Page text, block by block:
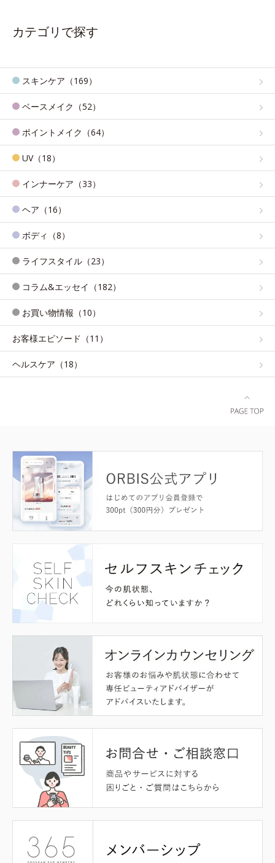
カテゴリで探す
スキンケア（169）
ベースメイク（52）
ポイントメイク（64）
UV（18）
インナーケア（33）
ヘア（16）
ボディ（8）
ライフスタイル（23）
コラム&エッセイ（182）
お買い物情報（10）
お客様エピソード（11）
ヘルスケア（18）